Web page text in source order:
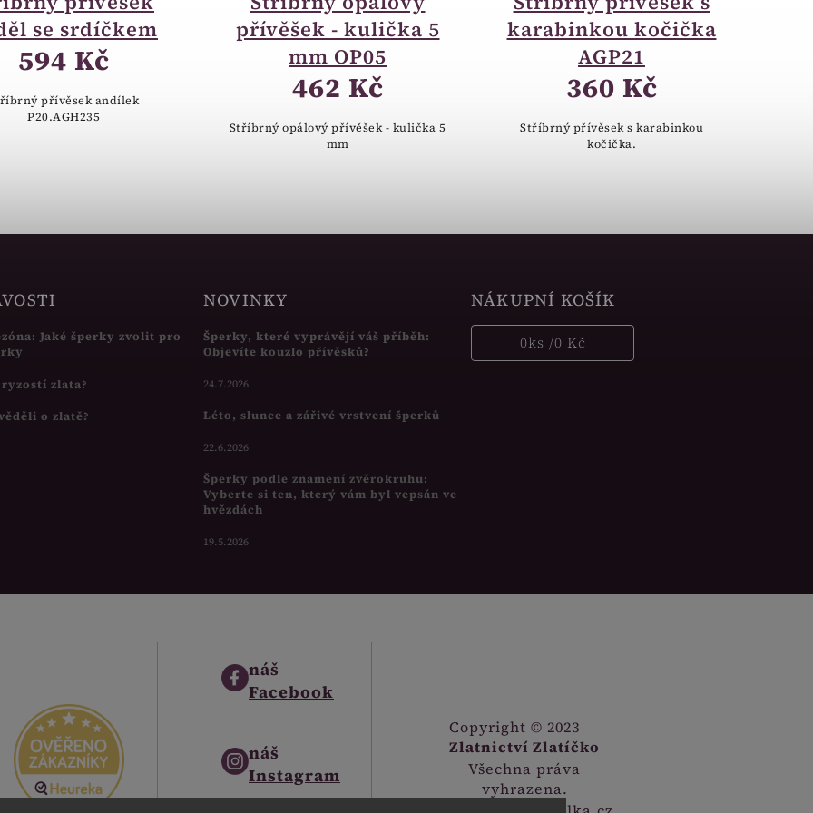
se srdíčkem
594 Kč
přívěsek andílek
P20.AGH235
přívěšek - kulička 5
mm OP05
462 Kč
Stříbrný opálový přívěšek - kulička 5
mm
karabinkou kočička
AGP21
360 Kč
Stříbrný přívěsek s karabinkou
kočička.
Jaké šperky zvolit pro
ryzostí zlata?
o zlatě?
NOVINKY
Šperky, které vyprávějí váš příběh:
Objevíte kouzlo přívěsků?
24.7.2026
Léto, slunce a zářivé vrstvení šperků
22.6.2026
Šperky podle znamení zvěrokruhu:
Vyberte si ten, který vám byl vepsán ve
hvězdách
19.5.2026
NÁKUPNÍ KOŠÍK
0ks /0 Kč
náš
Facebook
náš
Instagram
Copyright © 2023
Zlatnictví Zlatíčko
Všechna práva
vyhrazena.